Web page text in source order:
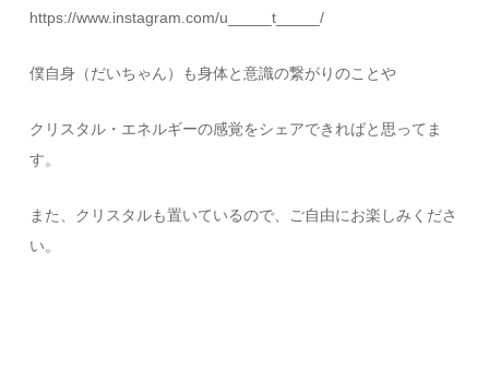
https://www.instagram.com/u_____t_____/
僕自身（だいちゃん）も身体と意識の繋がりのことや
クリスタル・エネルギーの感覚をシェアできればと思ってま
す。
また、クリスタルも置いているので、ご自由にお楽しみくださ
い。